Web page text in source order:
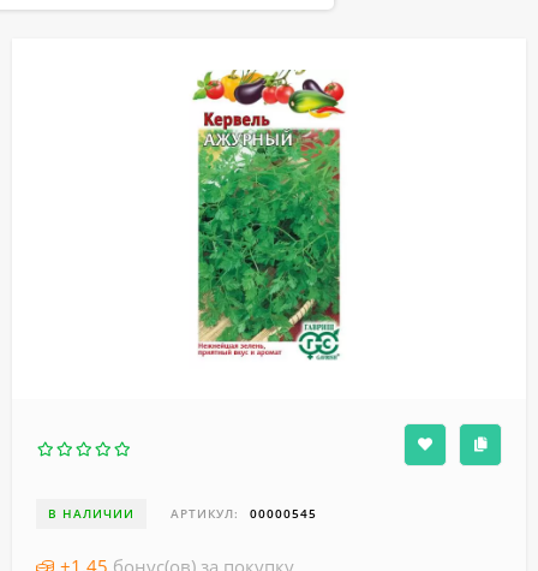
В НАЛИЧИИ АРТИКУЛ: 00000545
+1.45 бонус(ов) за покупку